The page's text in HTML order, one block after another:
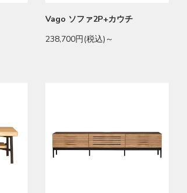
Vago ソファ2P+カウチ
238,700円(税込)～